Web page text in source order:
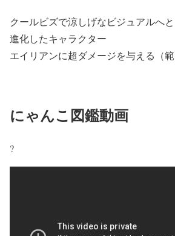
クールビズで涼しげなビジュアルへと
進化したキャラクター
エイリアンに超ダメージを与える（範
にゃんこ図鑑動画
?